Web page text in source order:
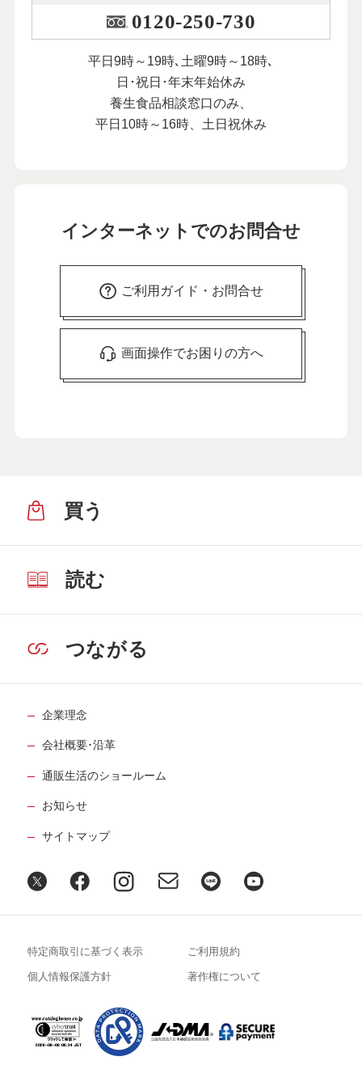
0120-250-730
平日9時～19時､土曜9時～18時､
日･祝日･年末年始休み
養生食品相談窓口のみ、
平日10時～16時、土日祝休み
インターネットでのお問合せ
ご利用ガイド・お問合せ
画面操作でお困りの方へ
買う
読む
つながる
企業理念
会社概要･沿革
通販生活のショールーム
お知らせ
サイトマップ
特定商取引に基づく表示 ご利用規約
個人情報保護方針 著作権について